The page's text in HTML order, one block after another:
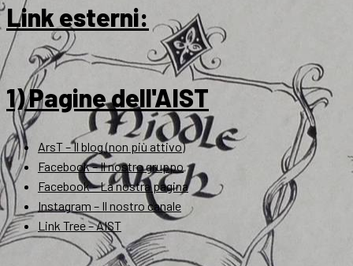
Link esterni:
1) Pagine dell'AIST
ArsT – Il blog (non più attivo)
Facebook – Il nostro gruppo
Facebook – La nostra pagina
Instagram – Il nostro canale
Link Tree – AIST